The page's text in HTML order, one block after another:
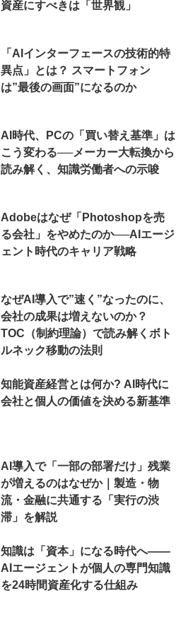
資産にすべきは「世界観」
「AIインターフェースの技術的特
異点」とは？ スマートフォン
は”最後の画面”になるのか
AI時代、PCの「買い替え基準」は
こう変わる──メーカー大転換から
読み解く、知識労働者への示唆
Adobeはなぜ「Photoshopを売
る会社」をやめたのか──AIエージ
ェント時代のキャリア戦略
なぜAI導入で”速く”なったのに、
会社の成果は増えないのか？
TOC（制約理論）で読み解くボト
ルネック移動の法則
知能資産経営とは何か? AI時代に
会社と個人の価値を決める新基準
AI導入で「一部の部署だけ」残業
が増えるのはなぜか｜製造・物
流・金融に共通する「実行の渋
滞」を解説
知識は「資本」になる時代へ——
AIエージェントが個人の専門知識
を24時間資産化する仕組み